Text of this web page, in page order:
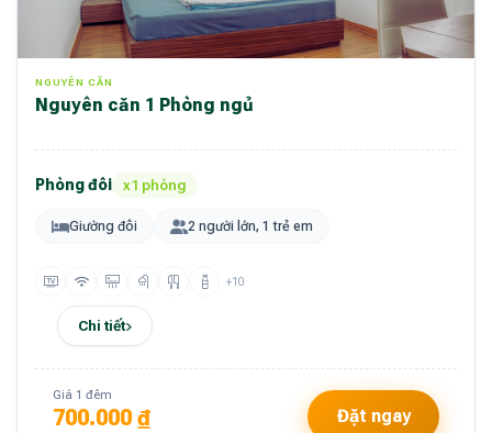
NGUYÊN CĂN
Nguyên căn 1 Phòng ngủ
Phòng đôi x1 phòng
Giường đôi 2 người lớn, 1 trẻ em
+10
Chi tiết
Giá 1 đêm
700.000 ₫ Đặt ngay